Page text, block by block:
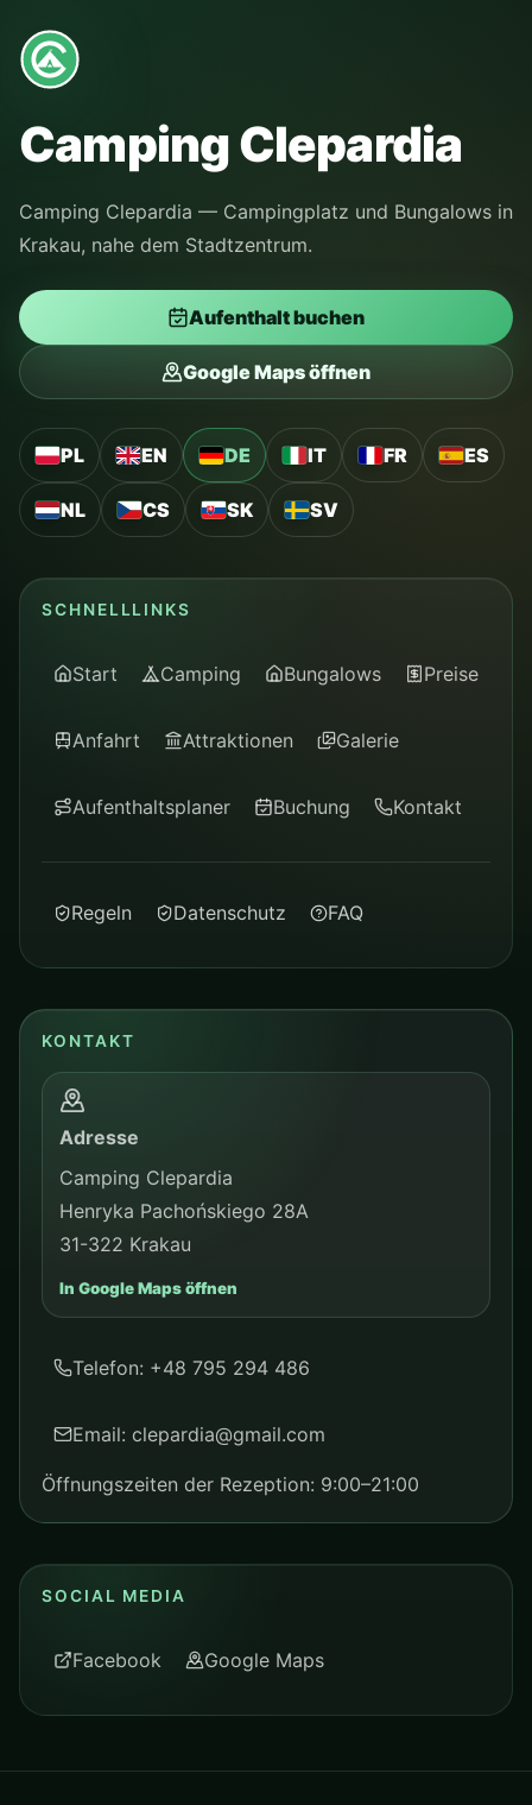
Camping Clepardia
Camping Clepardia — Campingplatz und Bungalows in
Krakau, nahe dem Stadtzentrum.
Aufenthalt buchen
Google Maps öffnen
PL EN DE IT FR ES
NL CS SK SV
SCHNELLLINKS
Start Camping Bungalows Preise
Anfahrt Attraktionen Galerie
Aufenthaltsplaner Buchung Kontakt
Regeln Datenschutz FAQ
KONTAKT
Adresse
Camping Clepardia
Henryka Pachońskiego 28A
31-322 Krakau
In Google Maps öffnen
Telefon: +48 795 294 486
Email: clepardia@gmail.com
Öffnungszeiten der Rezeption: 9:00–21:00
SOCIAL MEDIA
Facebook Google Maps